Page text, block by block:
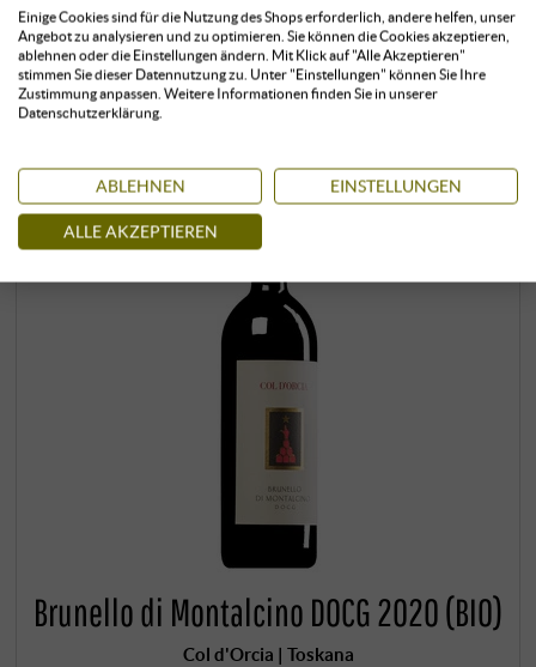
klimatisiert gelagert sofort verfügbar
Brunello di Montalcino DOCG 2020 (BIO)
Col d'Orcia | Toskana
Einige Cookies sind für die Nutzung des Shops erforderlich, andere helfen, unser
Angebot zu analysieren und zu optimieren. Sie können die Cookies akzeptieren,
ablehnen oder die Einstellungen ändern. Mit Klick auf "Alle Akzeptieren"
stimmen Sie dieser Datennutzung zu. Unter "Einstellungen" können Sie Ihre
Zustimmung anpassen. Weitere Informationen finden Sie in unserer
Datenschutzerklärung.
ABLEHNEN EINSTELLUNGEN
ALLE AKZEPTIEREN